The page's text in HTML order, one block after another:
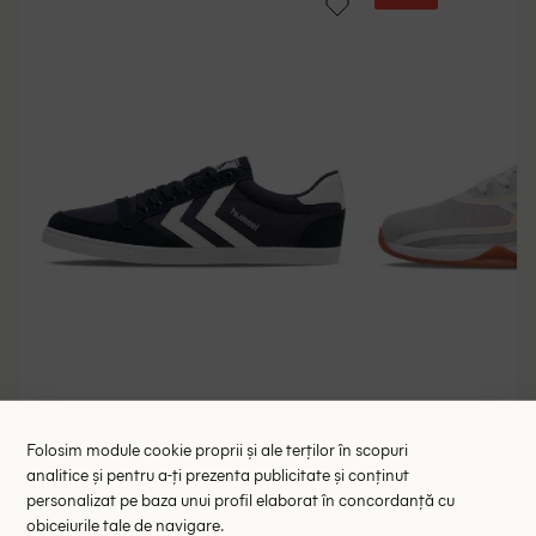
Adidasi Hummel, bleumarin
159.00 lei
RRP: 329.00 lei
Folosim module cookie proprii și ale terților în scopuri
analitice și pentru a-ți prezenta publicitate și conținut
personalizat pe baza unui profil elaborat în concordanță cu
obiceiurile tale de navigare.